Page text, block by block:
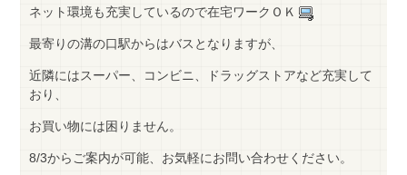
ネット環境も充実しているので在宅ワークＯＫ
最寄りの溝の口駅からはバスとなりますが、
近隣にはスーパー、コンビニ、ドラッグストアなど充実して
おり、
お買い物には困りません。
8/3からご案内が可能、お気軽にお問い合わせください。